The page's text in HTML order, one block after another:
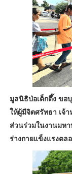
มูลนิธิป่อเต็กตึ๊ง ขอ
ให้ผู้มีจิตศรัทธา เจ้
ส่วนร่วมในงานมห
ร่างกายแข็งแรงต